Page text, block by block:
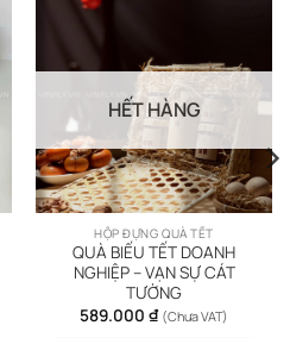
HẾT HÀNG
HỘP ĐỰNG QUÀ TẾT
QUÀ BIẾU TẾT DOANH
NGHIỆP – VẠN SỰ CÁT
TƯỜNG
589.000 ₫ (Chưa VAT)